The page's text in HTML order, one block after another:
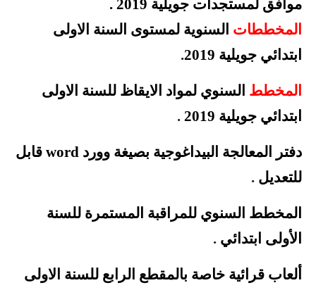
موافق لمستجدات جويلية 2019
.
المخططات السنوية لمستوى السنة الاولى
ابتدائي جويلية 2019
.
المخطط السنوي لمواد الايقاظ للسنة الاولى
ابتدائي جويلية 2019
.
دفتر المعالجة البيداغوجية بصيغة وورد word قابل
للتعديل .
المخطط السنوي للمراقبة المستمرة للسنة
الأولى ابتدائي .
ألعاب قرائية خاصة بالمقطع الرابع للسنة الاولى